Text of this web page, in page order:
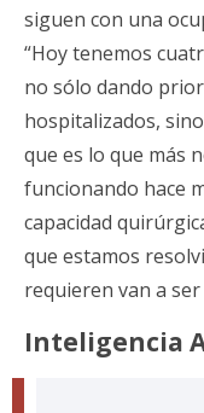
siguen con una
“Hoy tenemos
no sólo dando
hospitalizados,
que es lo que más
funcionando hace
capacidad
que estamos
requieren van a
Inteligencia